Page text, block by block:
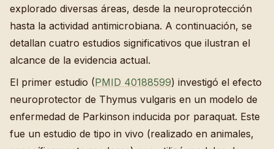
explorado diversas áreas, desde la neuroprotección
hasta la actividad antimicrobiana. A continuación, se
detallan cuatro estudios significativos que ilustran el
alcance de la evidencia actual.
El primer estudio (PMID 40188599) investigó el efecto
neuroprotector de Thymus vulgaris en un modelo de
enfermedad de Parkinson inducida por paraquat. Este
fue un estudio de tipo in vivo (realizado en animales,